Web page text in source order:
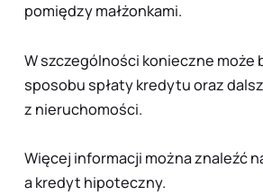
pomiędzy małżonkami.
W szczególności konieczne może
sposobu spłaty kredytu oraz
z nieruchomości.
Więcej informacji można znaleźć
a kredyt hipoteczny.